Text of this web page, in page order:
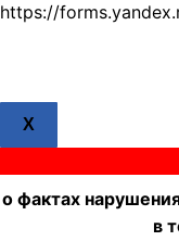
https://
X
о фактах
в